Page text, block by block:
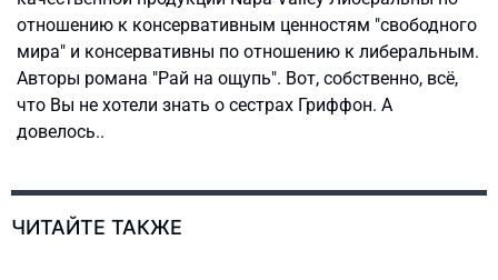
отношению к консервативным ценностям "свободного
мира" и консервативны по отношению к либеральным.
Авторы романа "Рай на ощупь". Вот, собственно, всё,
что Вы не хотели знать о сестрах Гриффон. А
довелось..
ЧИТАЙТЕ ТАКЖЕ